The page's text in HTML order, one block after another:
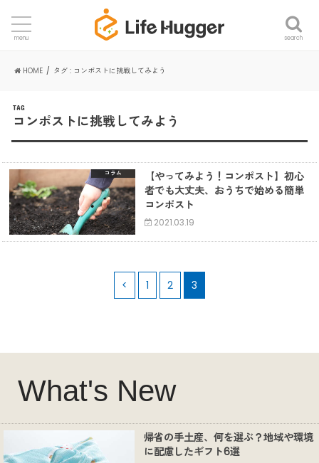
search
menu
HOME タグ : コンポストに挑戦してみよう
TAG
コンポストに挑戦してみよう
コラム
【やってみよう！コンポスト】初心
者でも大丈夫、おうちで始める簡単
コンポスト
2021.03.19
< 1 2 3
What's New
帰省の手土産、何を選ぶ？地域や環境
に配慮したギフト6選